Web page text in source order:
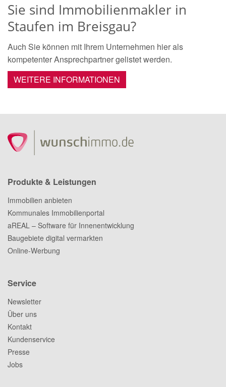
Sie sind Immobilienmakler in
Staufen im Breisgau?
Auch Sie können mit Ihrem Unternehmen hier als
kompetenter Ansprechpartner gelistet werden.
WEITERE INFORMATIONEN
Produkte & Leistungen
Immobilien anbieten
Kommunales Immobilienportal
aREAL – Software für Innenentwicklung
Baugebiete digital vermarkten
Online-Werbung
Service
Newsletter
Über uns
Kontakt
Kundenservice
Presse
Jobs